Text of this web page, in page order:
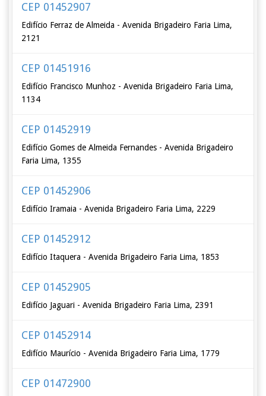
CEP 01452907
Edifício Ferraz de Almeida - Avenida Brigadeiro Faria Lima,
2121
CEP 01451916
Edifício Francisco Munhoz - Avenida Brigadeiro Faria Lima,
1134
CEP 01452919
Edifício Gomes de Almeida Fernandes - Avenida Brigadeiro
Faria Lima, 1355
CEP 01452906
Edifício Iramaia - Avenida Brigadeiro Faria Lima, 2229
CEP 01452912
Edifício Itaquera - Avenida Brigadeiro Faria Lima, 1853
CEP 01452905
Edifício Jaguari - Avenida Brigadeiro Faria Lima, 2391
CEP 01452914
Edifício Maurício - Avenida Brigadeiro Faria Lima, 1779
CEP 01472900